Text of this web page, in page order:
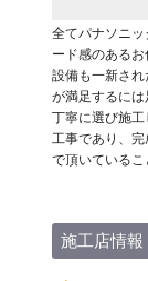
全てパナソニ
ード感のある
設備も一新さ
が満足するに
丁寧に選び施
工事であり、
で頂いているこ
施工店情報